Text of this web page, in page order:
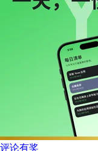
评论有奖